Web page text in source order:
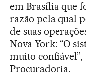
em Brasília que
razão pela qual
de suas
Nova York: “O
muito
Procuradoria.